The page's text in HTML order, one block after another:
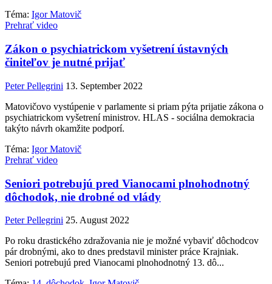
Téma: Igor Matovič
Prehrať video
Zákon o psychiatrickom vyšetrení ústavných
činiteľov je nutné prijať
Peter Pellegrini 13. September 2022
Matovičovo vystúpenie v parlamente si priam pýta prijatie zákona o
psychiatrickom vyšetrení ministrov. HLAS - sociálna demokracia
takýto návrh okamžite podporí.
Téma: Igor Matovič
Prehrať video
Seniori potrebujú pred Vianocami plnohodnotný
dôchodok, nie drobné od vlády
Peter Pellegrini 25. August 2022
Po roku drastického zdražovania nie je možné vybaviť dôchodcov
pár drobnými, ako to dnes predstavil minister práce Krajniak.
Seniori potrebujú pred Vianocami plnohodnotný 13. dô...